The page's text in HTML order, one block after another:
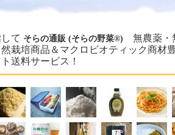
て そらの通販 (そらの野菜®)
無農薬・
栽培商品＆マクロビオティック商材
送料サービス！